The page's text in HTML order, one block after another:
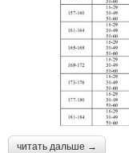
читать дальше →